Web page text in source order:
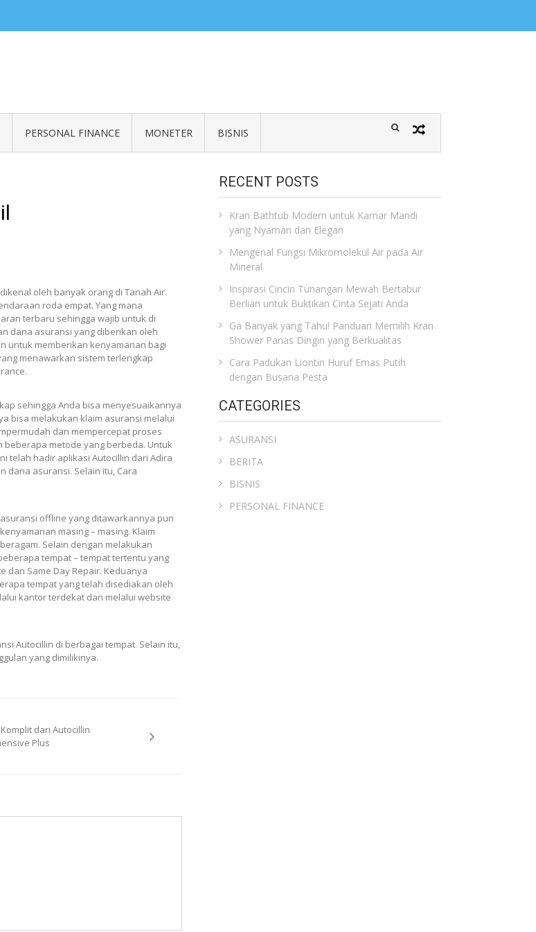
PERSONAL FINANCE MONETER BISNIS
oleh banyak orang di Tanah Air.
roda empat. Yang mana
terbaru sehingga wajib untuk di
dana asuransi yang diberikan oleh
untuk memberikan kenyamanan bagi
menawarkan sistem terlengkap
sehingga Anda bisa menyesuaikannya
bisa melakukan klaim asuransi melalui
dan mempercepat proses
metode yang berbeda. Untuk
telah hadir aplikasi Autocillin dari Adira
dana asuransi. Selain itu, Cara
offline yang ditawarkannya pun
masing – masing. Klaim
Selain dengan melakukan
tempat – tempat tertentu yang
dan Same Day Repair. Keduanya
tempat yang telah disediakan oleh
kantor terdekat dan melalui website
Autocillin di berbagai tempat. Selain itu,
yang dimilikinya.
dari Autocillin
Plus
RECENT POSTS
Kran Bathtub Modern untuk Kamar Mandi
yang Nyaman dan Elegan
Mengenal Fungsi Mikromolekul Air pada Air
Mineral
Inspirasi Cincin Tunangan Mewah Bertabur
Berlian untuk Buktikan Cinta Sejati Anda
Ga Banyak yang Tahu! Panduan Memilih Kran
Shower Panas Dingin yang Berkualitas
Cara Padukan Liontin Huruf Emas Putih
dengan Busana Pesta
CATEGORIES
ASURANSI
BERITA
BISNIS
PERSONAL FINANCE